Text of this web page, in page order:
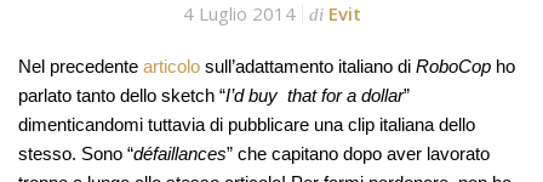
4 Luglio 2014 di Evit
Nel precedente articolo sull’adattamento italiano di RoboCop ho
parlato tanto dello sketch “I’d buy that for a dollar”
dimenticandomi tuttavia di pubblicare una clip italiana dello
stesso. Sono “défaillances” che capitano dopo aver lavorato